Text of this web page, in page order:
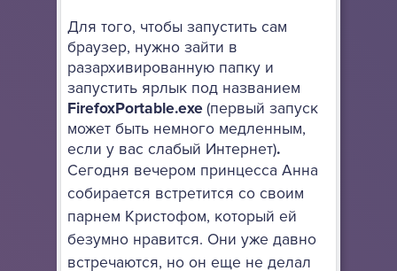
Для того, чтобы запустить сам
браузер, нужно зайти в
разархивированную папку и
запустить ярлык под названием
FirefoxPortable.exe(первый запуск
может быть немного медленным,
если у вас слабый Интернет).
Сегодня вечером принцесса Анна
собирается встретится со своим
парнем Кристофом, который ей
безумно нравится. Они уже давно
встречаются, но он еще не делал